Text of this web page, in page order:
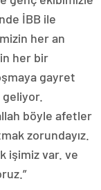
İBB ile
her an
her bir
gayret
böyle afetler
zorundayız.
işimiz var. ve